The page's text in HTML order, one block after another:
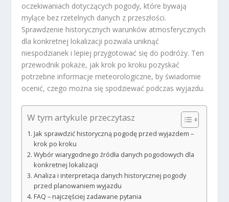
oczekiwaniach dotyczących pogody, które bywają
mylące bez rzetelnych danych z przeszłości.
Sprawdzenie historycznych warunków atmosferycznych
dla konkretnej lokalizacji pozwala uniknąć
niespodzianek i lepiej przygotować się do podróży. Ten
przewodnik pokaże, jak krok po kroku pozyskać
potrzebne informacje meteorologiczne, by świadomie
ocenić, czego można się spodziewać podczas wyjazdu.
W tym artykule przeczytasz
Jak sprawdzić historyczną pogodę przed wyjazdem –
krok po kroku
Wybór wiarygodnego źródła danych pogodowych dla
konkretnej lokalizacji
Analiza i interpretacja danych historycznej pogody
przed planowaniem wyjazdu
FAQ – najczęściej zadawane pytania